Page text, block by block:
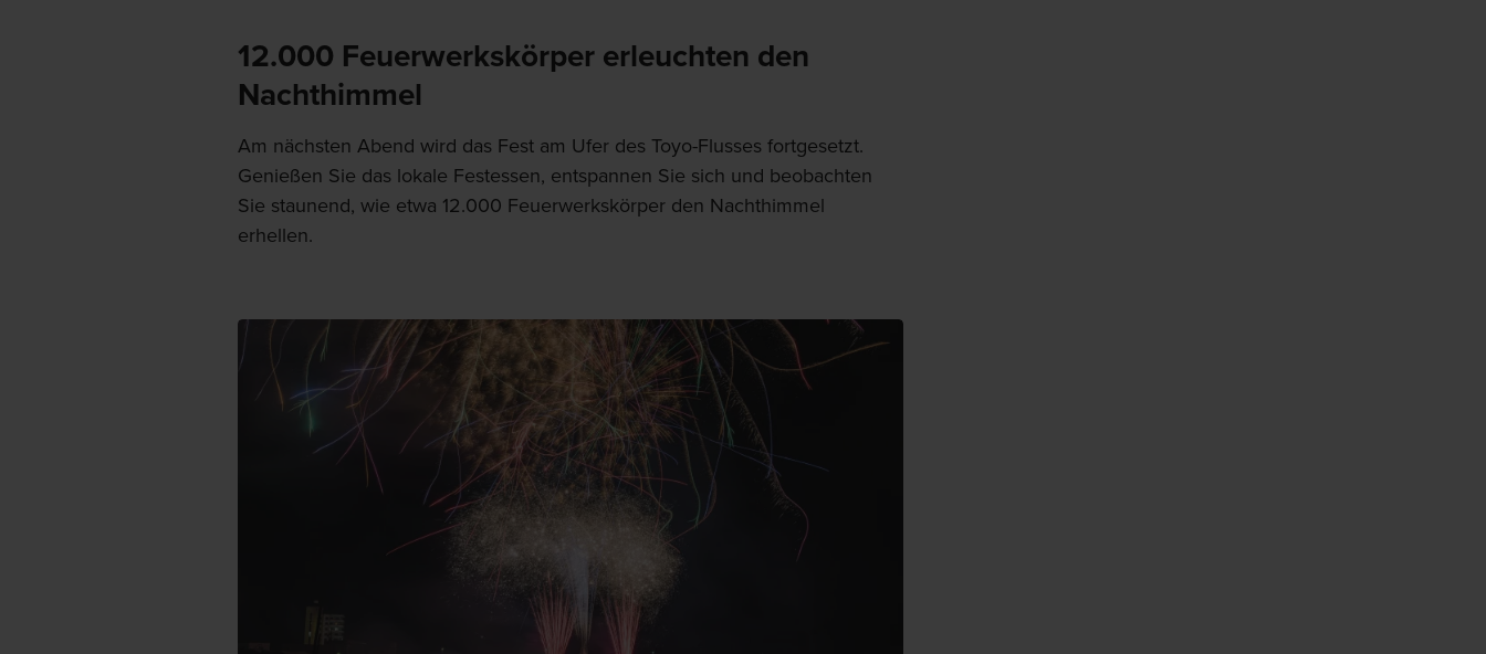
12.000 Feuerwerkskörper erleuchten den
Nachthimmel
Am nächsten Abend wird das Fest am Ufer des Toyo-Flusses fortgesetzt.
Genießen Sie das lokale Festessen, entspannen Sie sich und beobachten
Sie staunend, wie etwa 12.000 Feuerwerkskörper den Nachthimmel
erhellen.